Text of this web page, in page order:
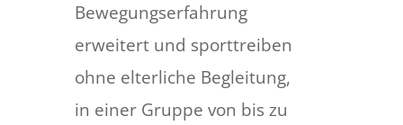
Bewegungserfahrung
erweitert und sporttreiben
ohne elterliche Begleitung,
in einer Gruppe von bis zu